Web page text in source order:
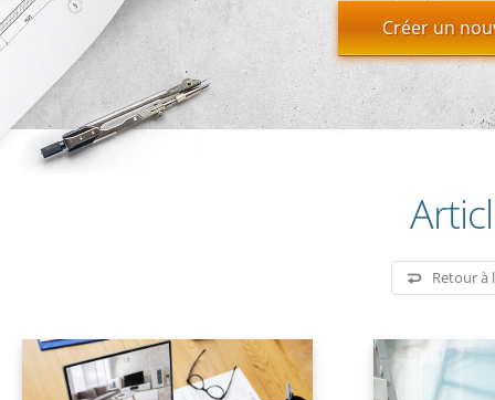
Créer un
Retour à